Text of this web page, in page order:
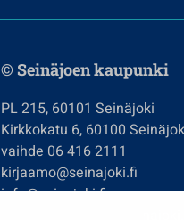
© Seinäjoen kaupunki
PL 215, 60101 Seinäjoki
Kirkkokatu 6, 60100
vaihde 06 416 2111
kirjaamo@seinajoki.fi
info@seinajoki.fi